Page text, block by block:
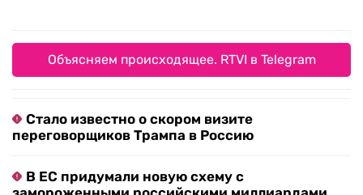
Объясняем происходящее. RTVI в Telegram
Стало известно о скором визите
переговорщиков Трампа в Россию
В ЕС придумали новую схему с